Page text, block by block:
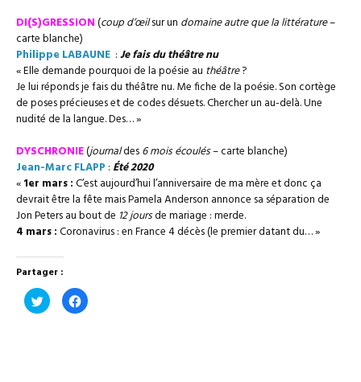
DI(S)GRESSION(coup d’œilsur un domaineautre que la littérature–
carte blanche)
Philippe LABAUNE :Je fais du théâtre nu
« Elle demande pourquoi de la poésie au théâtre?
Je lui réponds je fais du théâtre nu. Me fiche de la poésie. Son cortège
de poses précieuses et de codes désuets. Chercher un au-delà. Une
nudité de la langue. Des… »
DYSCHRONIE(journaldes6 mois écoulés– carte blanche)
Jean-Marc FLAPP : Été 2020
«1er mars :C’est aujourd’hui l’anniversaire de ma mère et donc ça
devrait être la fête mais Pamela Anderson annonce sa séparation de
Jon Peters au bout de 12 joursde mariage : merde.
4 mars :Coronavirus : en France 4 décès (le premier datant du… »
Partager :
Cliquez
pour
partager
Cliquez
pour